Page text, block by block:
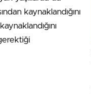
kaynaklandığını